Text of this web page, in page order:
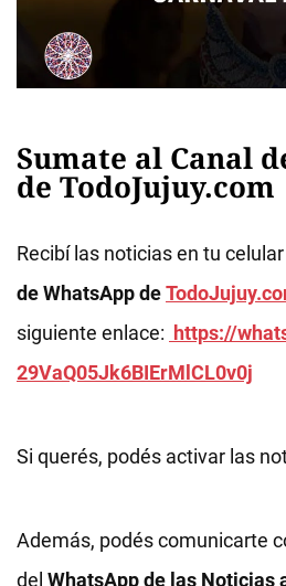
Sumate al Canal
de TodoJujuy.com
Recibí las noticias en tu
de WhatsApp de
siguiente enlace: https://
29VaQ05Jk6BIErMlCL0v0j
Si querés, podés activar las
Además, podés comunicarte
del WhatsApp de las Noticias